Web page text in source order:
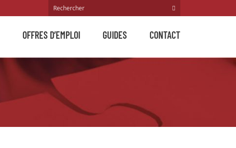
OFFRES D’EMPLOI GUIDES CONTACT